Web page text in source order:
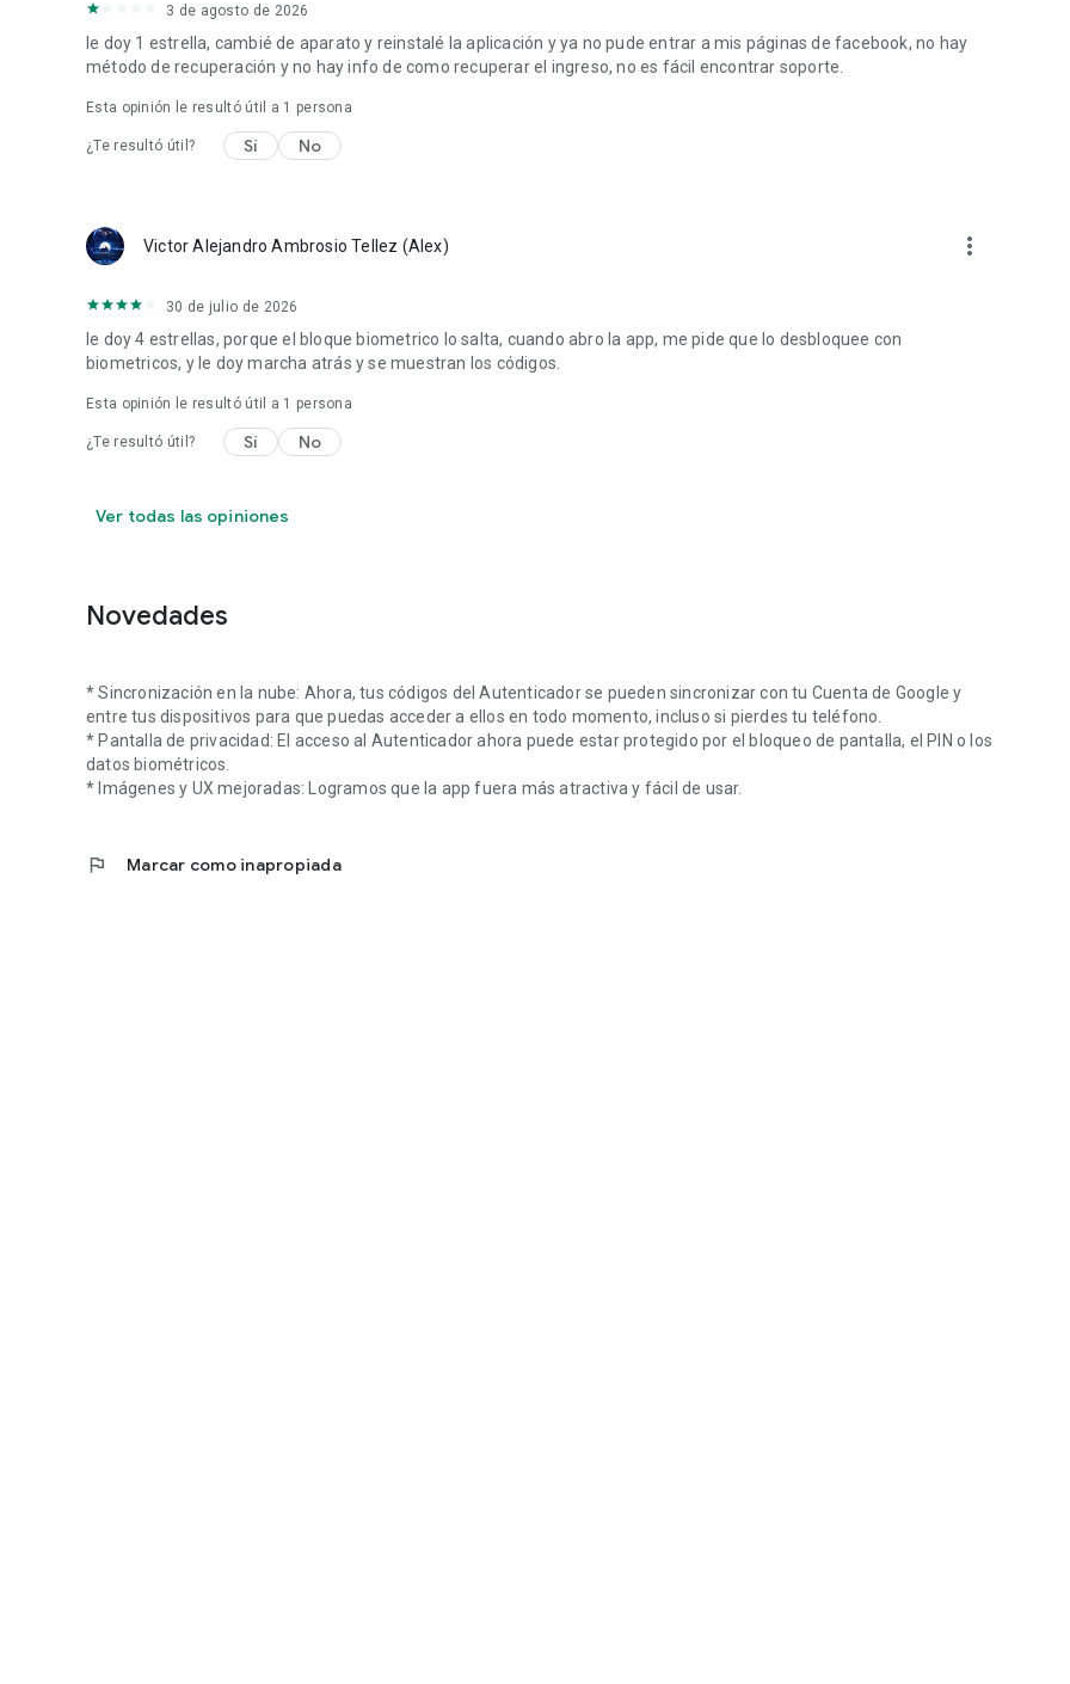
3 de agosto de 2026
le doy 1 estrella, cambié de aparato y reinstalé la aplicación y ya no pude entrar a mis páginas de facebook, no hay
método de recuperación y no hay info de como recuperar el ingreso, no es fácil encontrar soporte.
Esta opinión le resultó útil a 1 persona
¿Te resultó útil? Sí No
Victor Alejandro Ambrosio Tellez (Alex) more_vert
30 de julio de 2026
le doy 4 estrellas, porque el bloque biometrico lo salta, cuando abro la app, me pide que lo desbloquee con
biometricos, y le doy marcha atrás y se muestran los códigos.
Esta opinión le resultó útil a 1 persona
¿Te resultó útil? Sí No
Ver todas las opiniones
Novedades
* Sincronización en la nube: Ahora, tus códigos del Autenticador se pueden sincronizar con tu Cuenta de Google y
entre tus dispositivos para que puedas acceder a ellos en todo momento, incluso si pierdes tu teléfono.
* Pantalla de privacidad: El acceso al Autenticador ahora puede estar protegido por el bloqueo de pantalla, el PIN o los
datos biométricos.
* Imágenes y UX mejoradas: Logramos que la app fuera más atractiva y fácil de usar.
flag Marcar como inapropiada